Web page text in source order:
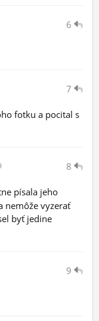
6
7
fotku a pocital s
8
písala jeho
nemôže vyzerať
byť jedine
9